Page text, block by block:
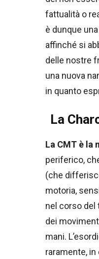
fattualità o
è dunque
affinché si
delle nostre
una nuova
in quanto
La
La CMT è la
periferico,
(che
motoria,
nel corso del
dei
mani.
raramente,